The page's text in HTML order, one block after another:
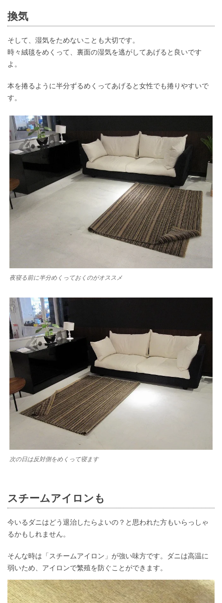
換気
そして、湿気をためないことも大切です。
時々絨毯をめくって、裏面の湿気を逃がしてあげると良いです
よ。
本を捲るように半分ずるめくってあげると女性でも捲りやすいで
す。
夜寝る前に半分めくっておくのがオススメ
次の日は反対側をめくって寝ます
スチームアイロンも
今いるダニはどう退治したらよいの？と思われた方もいらっしゃ
るかもしれません。
そんな時は「スチームアイロン」が強い味方です。ダニは高温に
弱いため、アイロンで繁殖を防ぐことができます。